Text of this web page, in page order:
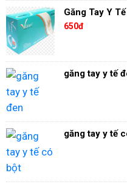
Găng Tay Y
650đ
găng tay y tế
găng tay y tế